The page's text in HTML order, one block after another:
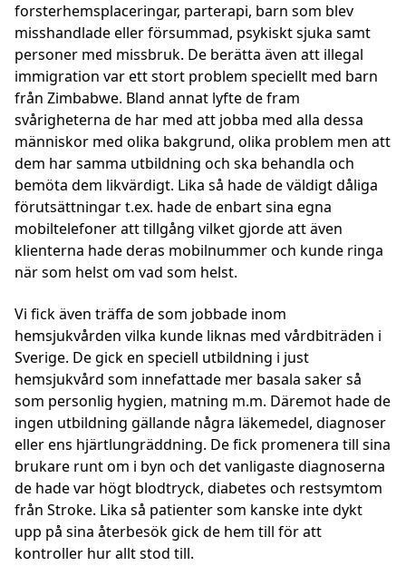
forsterhemsplaceringar, parterapi, barn som blev
misshandlade eller försummad, psykiskt sjuka samt
personer med missbruk. De berätta även att illegal
immigration var ett stort problem speciellt med barn
från Zimbabwe. Bland annat lyfte de fram
svårigheterna de har med att jobba med alla dessa
människor med olika bakgrund, olika problem men att
dem har samma utbildning och ska behandla och
bemöta dem likvärdigt. Lika så hade de väldigt dåliga
förutsättningar t.ex. hade de enbart sina egna
mobiltelefoner att tillgång vilket gjorde att även
klienterna hade deras mobilnummer och kunde ringa
när som helst om vad som helst.
Vi fick även träffa de som jobbade inom
hemsjukvården vilka kunde liknas med vårdbiträden i
Sverige. De gick en speciell utbildning i just
hemsjukvård som innefattade mer basala saker så
som personlig hygien, matning m.m. Däremot hade de
ingen utbildning gällande några läkemedel, diagnoser
eller ens hjärtlungräddning. De fick promenera till sina
brukare runt om i byn och det vanligaste diagnoserna
de hade var högt blodtryck, diabetes och restsymtom
från Stroke. Lika så patienter som kanske inte dykt
upp på sina återbesök gick de hem till för att
kontroller hur allt stod till.